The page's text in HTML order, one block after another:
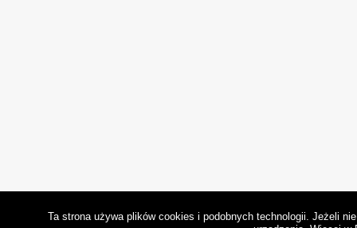
Ta strona używa plików cookies i podobnych technologii. Jeżeli